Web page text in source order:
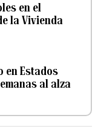
en el
la Vivienda
en Estados
al alza